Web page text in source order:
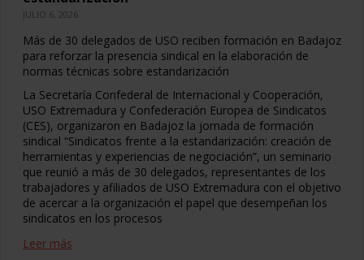
JULIO 6, 2026
Más de 30 delegados de USO reciben formación en Badajoz
para reforzar la presencia sindical en la elaboración de
normas técnicas sobre estandarización
La Secretaría Confederal de Internacional y Cooperación,
USO Extremadura y Confederación Europea de Sindicatos
(CES), organizaron en Badajoz la jornada de formación
sindical “Sindicatos frente a la estandarización: creación de
herramientas y experiencias de negociación”, un seminario
que reunió a más de 30 delegados, representantes de los
trabajadores y afiliados de USO Extremadura con el objetivo
de acercar a la organización el papel que desempeñan los
sindicatos en los procesos
Leer más